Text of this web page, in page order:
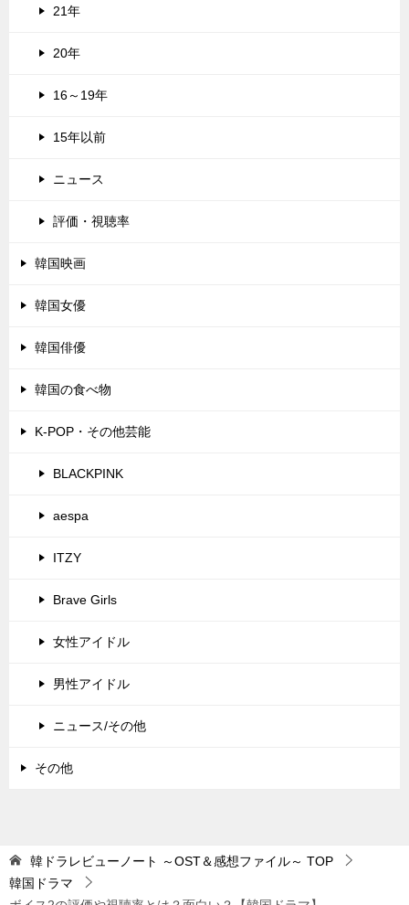
21年
20年
16～19年
15年以前
ニュース
評価・視聴率
韓国映画
韓国女優
韓国俳優
韓国の食べ物
K-POP・その他芸能
BLACKPINK
aespa
ITZY
Brave Girls
女性アイドル
男性アイドル
ニュース/その他
その他
韓ドラレビューノート ～OST＆感想ファイル～ TOP
韓国ドラマ